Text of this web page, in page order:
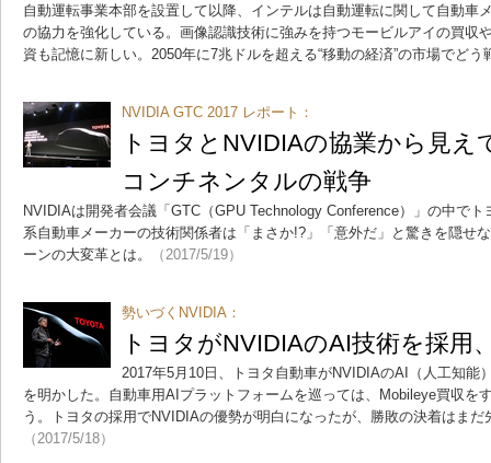
自動運転事業本部を設置して以降、インテルは自動運転に関して自動車
の協力を強化している。画像認識技術に強みを持つモービルアイの買収
資も記憶に新しい。2050年に7兆ドルを超える“移動の経済”の市場でどう
NVIDIA GTC 2017 レポート：
トヨタとNVIDIAの協業から見
コンチネンタルの戦争
NVIDIAは開発者会議「GTC（GPU Technology Conference）」の中で
系自動車メーカーの技術関係者は「まさか!?」「意外だ」と驚きを隠せ
ーンの大変革とは。
（2017/5/19）
勢いづくNVIDIA：
トヨタがNVIDIAのAI技術を採用
2017年5月10日、トヨタ自動車がNVIDIAのAI（人工知能
を明かした。自動車用AIプラットフォームを巡っては、Mobileye買収を
う。トヨタの採用でNVIDIAの優勢が明白になったが、勝敗の決着はまだ
（2017/5/18）